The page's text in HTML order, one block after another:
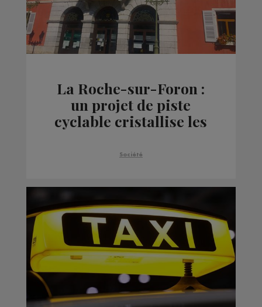
La Roche-sur-Foron :
un projet de piste
cyclable cristallise les
et les opposants
Société